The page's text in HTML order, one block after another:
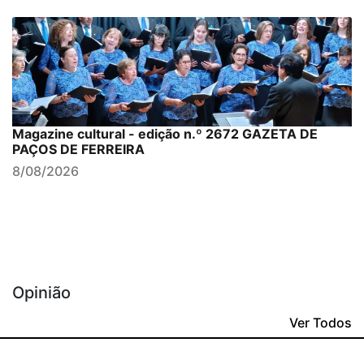
Magazine cultural - edição n.º 2672 GAZETA DE
PAÇOS DE FERREIRA
8/08/2026
Opinião
Ver Todos